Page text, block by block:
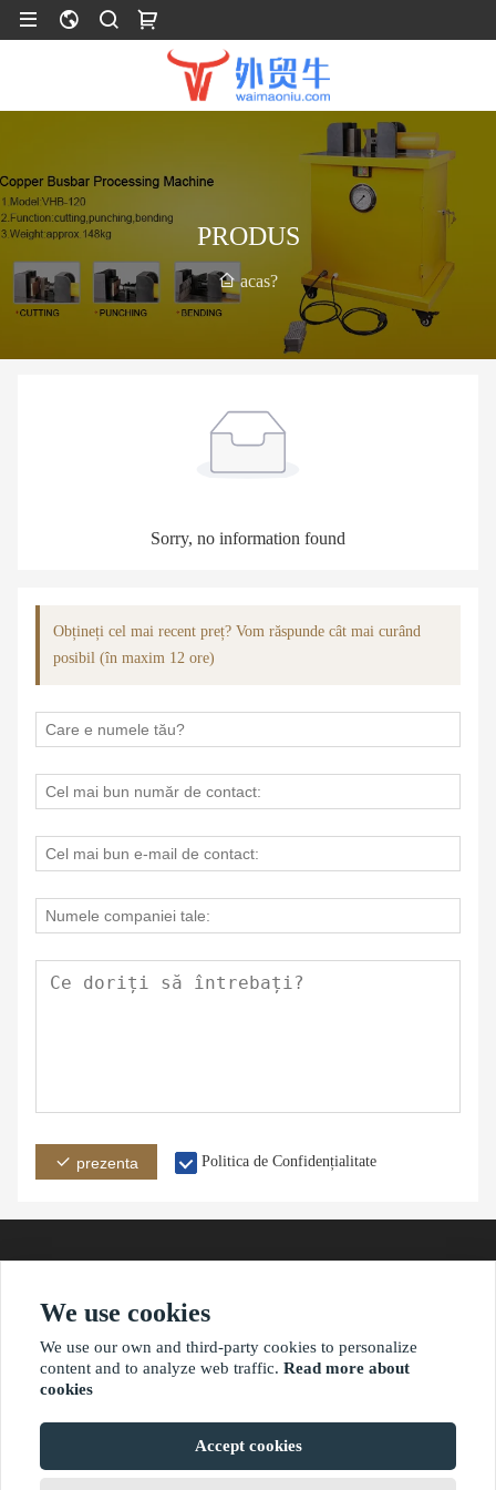
PRODUS
acas?
Sorry, no information found
Obțineți cel mai recent preț? Vom răspunde cât mai curând
posibil (în maxim 12 ore)
prezenta Politica de Confidențialitate
adresă
?2021 waimaoniu.net
We use cookies
We use our own and third-party cookies to personalize
content and to analyze web traffic. Read more about
cookies
Accept cookies